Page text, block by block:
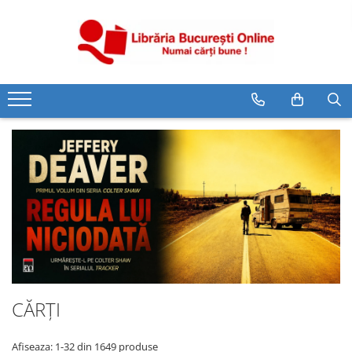
Artă și Enciclopedii
Beletristică
Business și Economie
Cărți pentru copii
Cărți pentru tineri
Creșterea copilului
Dezvoltare Personală
Diete și Fitness
Hobby și Divertisment
CĂRȚI
Afiseaza: 1-32din 1649 produse